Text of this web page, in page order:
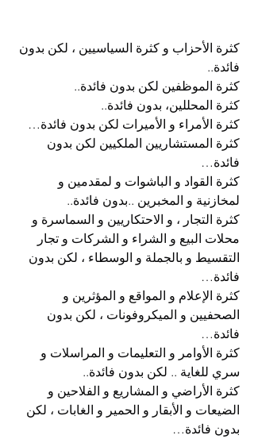
كثرة الأحزاب و كثرة السياسيين ، لكن بدون
فائدة..
كثرة الموظفين لكن بدون فائدة..
كثرة المحللين، بدون فائدة..
كثرة الأمراء و الأميرات لكن بدون فائدة…
كثرة المستشاريين الملكيين لكن بدون
فائدة…
كثرة القواد و الباشوات و لمقدمين و
لمخازنية و المخبرين ..بدون فائدة..
كثرة التجار ، و الاحتكاريين و السماسرة و
محلات البيع و الشراء و الشركات و تجار
التقسيط و بالجملة و الوسطاء ، لكن بدون
فائدة…
كثرة الإعلام و المواقع و المؤثرين و
الصحفيين و الميكروفونات ، لكن بدون
فائدة…
كثرة الأوامر و التعليمات و المراسلات و
سري للغاية .. لكن بدون فائدة..
كثرة الأراضي و المشاريع و الفلاحين و
الضيعات و الأبقار و الحمير و الغابات ، لكن
بدون فائدة…